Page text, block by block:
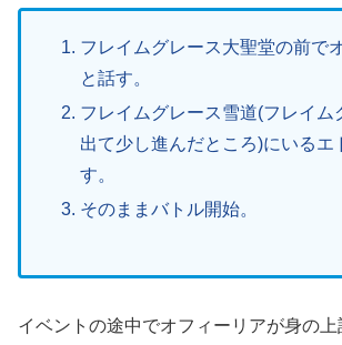
フレイムグレース大聖堂の前で
と話す。
フレイムグレース雪道(フレイム
出て少し進んだところ)にいるエ
す。
そのままバトル開始。
イベントの途中でオフィーリアが身の上